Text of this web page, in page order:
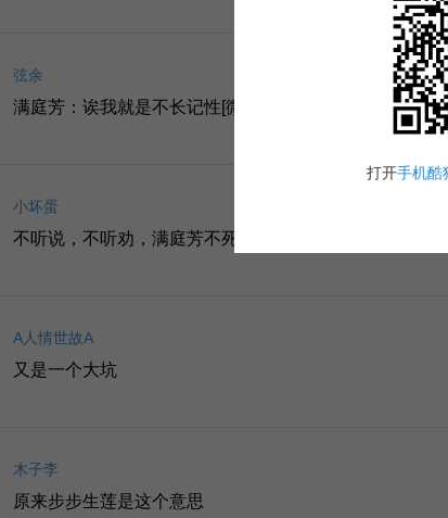
弦余
满庭芳：诶我就是不长记性[微笑]
小坏蛋
不听说，不听劝，满庭芳不死，天理难容，
A人情世故A
又是一个大坑
木子李
原来步步生莲是这个意思